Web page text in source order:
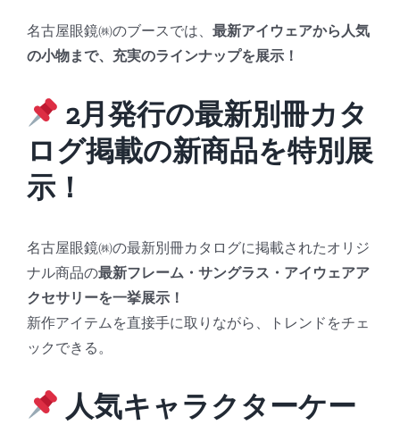
名古屋眼鏡㈱のブースでは、 最新アイウェアから人気
の小物まで、充実のラインナップを展示！
2月発行の最新別冊カタ
ログ掲載の新商品を特別展
示！
名古屋眼鏡㈱の最新別冊カタログに掲載されたオリジ
ナル商品の最新フレーム・サングラス・アイウェアア
クセサリーを一挙展示！
新作アイテムを直接手に取りながら、トレンドをチェ
ックできる。
人気キャラクターケー